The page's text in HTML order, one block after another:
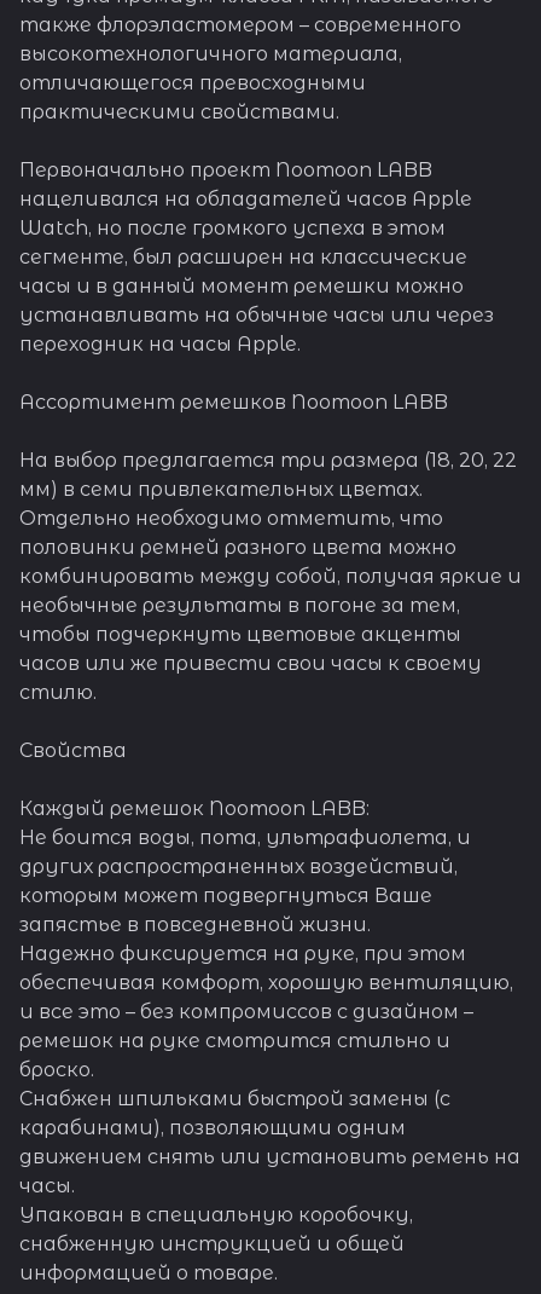
также флорэластомером – современного
высокотехнологичного материала,
отличающегося превосходными
практическими свойствами.
Первоначально проект Noomoon LABB
нацеливался на обладателей часов Apple
Watch, но после громкого успеха в этом
сегменте, был расширен на классические
часы и в данный момент ремешки можно
устанавливать на обычные часы или через
переходник на часы Apple.
Ассортимент ремешков Noomoon LABB
На выбор предлагается три размера (18, 20, 22
мм) в семи привлекательных цветах.
Отдельно необходимо отметить, что
половинки ремней разного цвета можно
комбинировать между собой, получая яркие и
необычные результаты в погоне за тем,
чтобы подчеркнуть цветовые акценты
часов или же привести свои часы к своему
стилю.
Свойства
Каждый ремешок Noomoon LABB:
Не боится воды, пота, ультрафиолета, и
других распространенных воздействий,
которым может подвергнуться Ваше
запястье в повседневной жизни.
Надежно фиксируется на руке, при этом
обеспечивая комфорт, хорошую вентиляцию,
и все это – без компромиссов с дизайном –
ремешок на руке смотрится стильно и
броско.
Снабжен шпильками быстрой замены (с
карабинами), позволяющими одним
движением снять или установить ремень на
часы.
Упакован в специальную коробочку,
снабженную инструкцией и общей
информацией о товаре.